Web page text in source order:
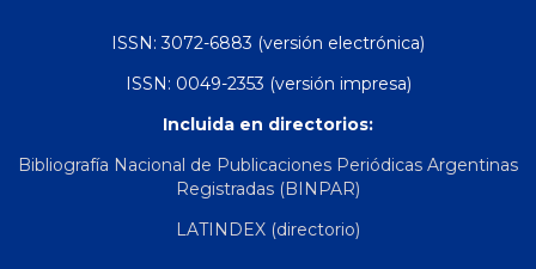
ISSN: 3072-6883 (versión electrónica)
ISSN: 0049-2353 (versión impresa)
Incluida en directorios:
Bibliografía Nacional de Publicaciones Periódicas Argentinas
Registradas (BINPAR)
LATINDEX (directorio)